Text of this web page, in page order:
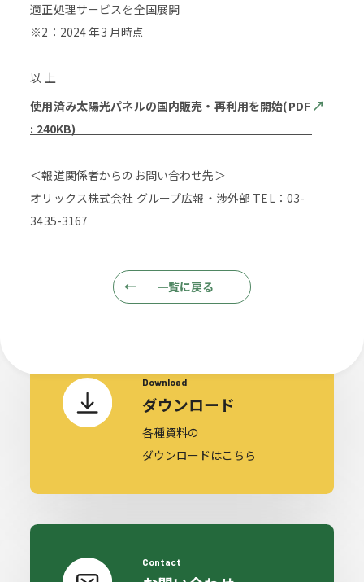
適正処理サービスを全国展開
※2：2024 年3 月時点
以 上
使用済み太陽光パネルの国内販売・再利用を開始(PDF
: 240KB)
＜報道関係者からのお問い合わせ先＞
オリックス株式会社 グループ広報・渉外部 TEL：03-
3435-3167
一覧に戻る
&
Download
ダウンロード
各種資料の
ダウンロードはこちら
Contact